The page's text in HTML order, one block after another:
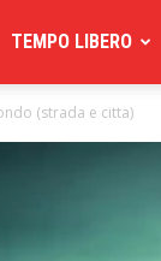
TEMPO LIBERO
(strada e citta)